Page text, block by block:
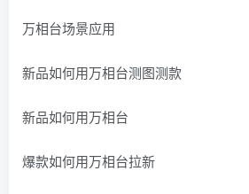
万相台场景应用
新品如何用万相台测图测款
新品如何用万相台
爆款如何用万相台拉新